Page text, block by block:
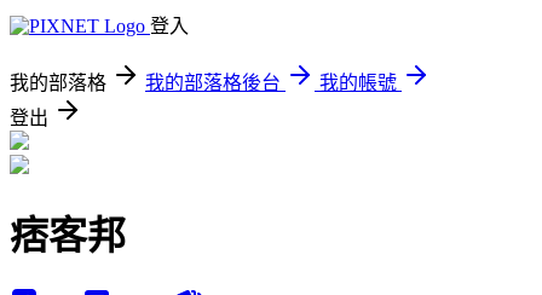
登入
我的部落格 我的部落格後台
我的帳號
登出
痞客邦